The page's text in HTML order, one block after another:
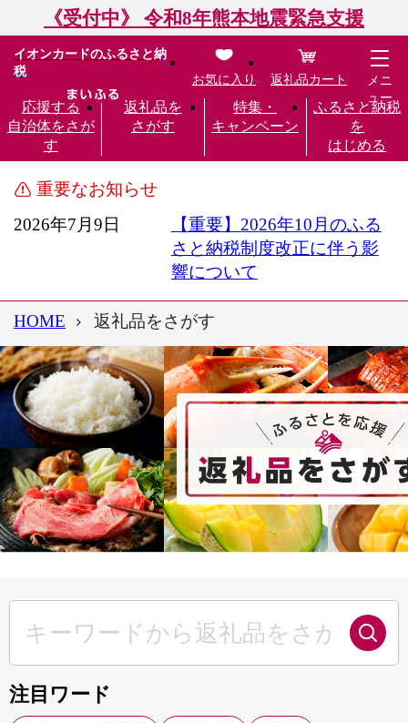
《受付中》 令和8年熊本地震緊急支援
イオンカードのふるさと納
税
応援する
自治体をさが
す
返礼品を
さがす
特集・
キャンペーン
ふるさと納税
を
はじめる
お気に入り 返礼品カート
メニ
ュー
重要なお知らせ
2026年7月9日
【重要】2026年10月のふる
さと納税制度改正に伴う影
響について
HOME 返礼品をさがす
注目ワード